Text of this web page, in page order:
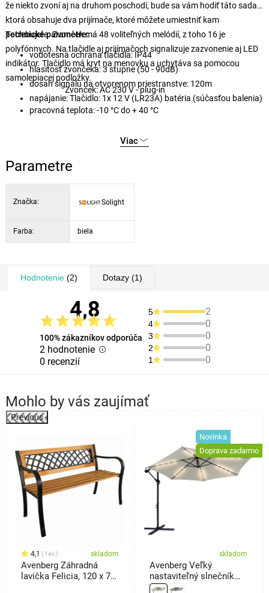
že niekto zvoní aj na druhom poschodí, bude sa vám hodiť táto sada,
ktorá obsahuje dva prijímače, ktoré môžete umiestniť kam
potrebujete. Zvonček má 48 voliteľných melódií, z toho 16 je
polyfónnych. Na tlačidle aj prijímačoch signalizuje zazvonenie aj LED
indikátor. Tlačidlo má kryt na menovku a uchytáva sa pomocou
samolepiacej podložky.
Technické parametre:
vodotesná ochrana tlačidla: IP44
hlasitosť zvončeka: 3 stupne (50 - 90dB)
dosah signálu na otvorenom priestranstve: 120m
napájanie: Tlačidlo: 1x 12 V (LR23A) batéria (súčasťou balenia)
Zvonček: AC 230 V - plug-in
pracovná teplota: -10 °C do + 40 °C
Viac
Parametre
Značka: Solight
Farba: biela
Hodnotenie(2) Dotazy(1)
4,8
100% zákazníkov odporúča
2 hodnotenie
0 recenzií
5 2
4 0
3 0
2 0
1 0
Mohlo by vás zaujímať
Previous
4,1 14x skladom
Avenberg Záhradná
lavička Felicia, 120 x 74
Novinka
Doprava zadarmo
skladom
Avenberg Veľký
nastaviteľný slnečník
Sunny LED300, béžový